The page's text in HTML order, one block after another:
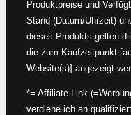
Produktpreise und
Stand (Datum/Uhrzeit)
dieses Produkts gelten
die zum Kaufzeitpunkt
Website(s)] angezeigt
*= Affiliate-Link
verdiene ich an